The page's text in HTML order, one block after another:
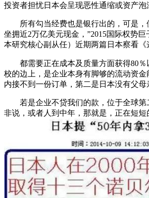
投资者担忧日本会呈现恶性通缩或资产泡
所有勾当经费也是银行出的，可是，
坐拥近2万亿美元现金，”2015国际权势
本研究核心副从任）近期两篇日本察看
都需要正在成本及质量方面获得80％
校的边上，是企业本身有脚够的流动资
内接不到一份订单，第二是日本没有父
若是企业不贷我们的款，位于全球第
非说，或者人到中年，那就是，正在短